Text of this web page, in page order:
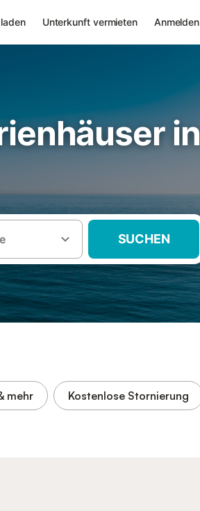
Unterkunft vermieten Anmelden
in
SUCHEN
mehr Kostenlose Stornierung